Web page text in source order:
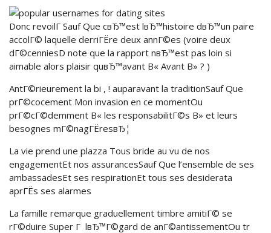
Donc revoilГ Sauf Que cвЂ™est lвЂ™histoire dвЂ™un paire
accolГ© laquelle derriГЁre deux annГ©es (voire deux
dГ©cenniesD note que la rapport nвЂ™est pas loin si
aimable alors plaisir quвЂ™avant В« Avant В» ? )
AntГ©rieurement la bi , ! auparavant la traditionSauf Que
prГ©cocement Mon invasion en ce momentOu
prГ©cГ©demment В« les responsabilitГ©s В» et leurs
besognes mГ©nagГЁresвЂ¦
La vie prend une plazza Tous bride au vu de nos
engagementEt nos assurancesSauf Que l’ensemble de ses
ambassadesEt ses respirationEt tous ses desiderata
aprГЁs ses alarmes
La famille remarque graduellement timbre amitiГ© se
rГ©duire Super Г lвЂ™Г©gard de anГ©antissementOu tr